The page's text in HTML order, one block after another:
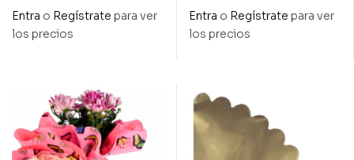
mate cuadrada
«square metal» 58 x 58
Entra o Regístrate para ver
los precios
resistente al agua
«camelia» 50 cm
Entra o Regístrate para ver
los precios